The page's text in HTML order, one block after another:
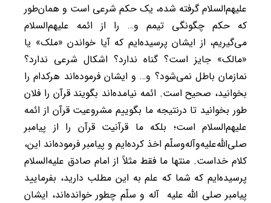
علیهم‌السلام گرفته شده، یک حکم شرعی است و همان‌طور
که حکم چگونگی تیمم و… را از ائمه علیهم‌السلام
می‌گیریم، از ایشان پرسیده‌ایم که آیا خواندن «ملک» یا
«مالک» جایز است؟ گناه ندارد؟ اشکال شرعی ندارد؟
نمازمان باطل نمی‌شود؟ و… و ایشان فرموده‌اند هرکدام را
بخوانید، صحیح است. ائمه نیامده‌اند بگویند قرآن را فلان
طور بخوانید تا درنتیجه ما بگوییم مشروعیت قرآن از ائمه
علیهم‌السلام است؛ بلکه ما قرآنیت قرآن را از پیامبر
صلی‌الله‌علیه‌وآله‌وسلّم اخذ کرده‌ایم و پیامبر فرموده‌اند این،
کلام خداست. منتها ما فقط مثلاً از امام صادق علیه‌السلام
پرسیده‌ایم که شما که علم به این مطلب دارید، بفرمایید
پیامبر صلی الله علیه آله و سلّم چطور خوانده‌اند، ایشان